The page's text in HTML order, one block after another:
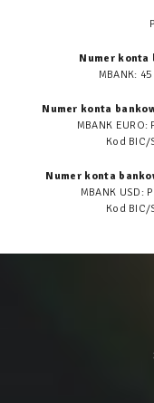
Numer konta
MBANK:
Numer konta
MBANK EURO:
Kod BIC/
Numer konta
MBANK USD:
Kod BIC/